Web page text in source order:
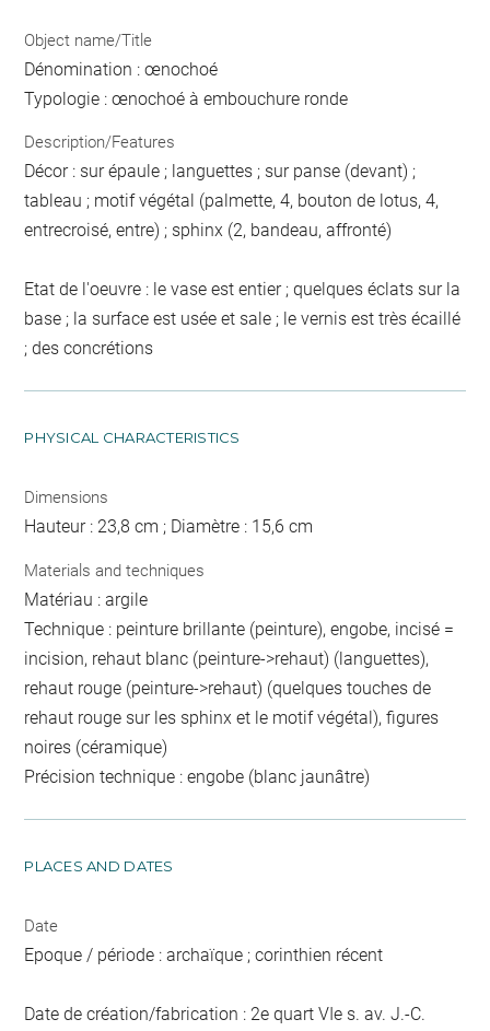
Object name/Title
Dénomination : œnochoé
Typologie : œnochoé à embouchure ronde
Description/Features
Décor : sur épaule ; languettes ; sur panse (devant) ;
tableau ; motif végétal (palmette, 4, bouton de lotus, 4,
entrecroisé, entre) ; sphinx (2, bandeau, affronté)
Etat de l'oeuvre : le vase est entier ; quelques éclats sur la
base ; la surface est usée et sale ; le vernis est très écaillé
; des concrétions
PHYSICAL CHARACTERISTICS
Dimensions
Hauteur : 23,8 cm ; Diamètre : 15,6 cm
Materials and techniques
Matériau : argile
Technique : peinture brillante (peinture), engobe, incisé =
incision, rehaut blanc (peinture->rehaut) (languettes),
rehaut rouge (peinture->rehaut) (quelques touches de
rehaut rouge sur les sphinx et le motif végétal), figures
noires (céramique)
Précision technique : engobe (blanc jaunâtre)
PLACES AND DATES
Date
Epoque / période : archaïque ; corinthien récent
Date de création/fabrication : 2e quart VIe s. av. J.-C.